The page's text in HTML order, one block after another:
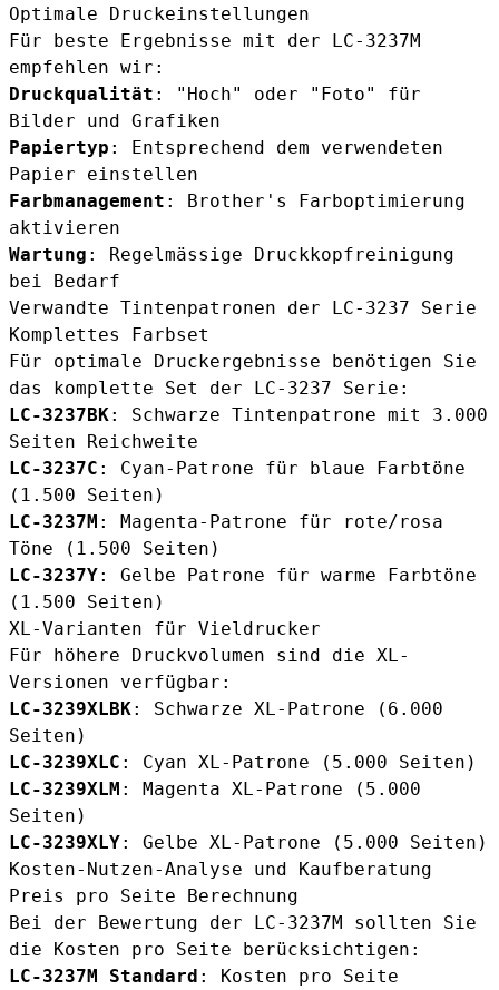
Optimale Druckeinstellungen
Für beste Ergebnisse mit der LC-3237M
empfehlen wir:
Druckqualität : "Hoch" oder "Foto" für
Bilder und Grafiken
Papiertyp : Entsprechend dem verwendeten
Papier einstellen
Farbmanagement : Brother's Farb­optimierung
aktivieren
Wartung : Regelmässige Druckkopfreinigung
bei Bedarf
Verwandte Tintenpatronen der LC-3237 Serie
Komplettes Farbset
Für optimale Druckergebnisse benötigen Sie
das komplette Set der LC-3237 Serie:
LC-3237BK: Schwarze Tintenpatrone mit 3.000
Seiten Reichweite
LC-3237C : Cyan-Patrone für blaue Farbtöne
(1.500 Seiten)
LC-3237M : Magenta-Patrone für rote/rosa
Töne (1.500 Seiten)
LC-3237Y: Gelbe Patrone für warme Farbtöne
(1.500 Seiten)
XL-Varianten für Vieldrucker
Für höhere Druckvolumen sind die XL-
Versionen verfügbar:
LC-3239XLBK: Schwarze XL-Patrone (6.000
Seiten)
LC-3239XLC : Cyan XL-Patrone (5.000 Seiten)
LC-3239XLM : Magenta XL-Patrone (5.000
Seiten)
LC-3239XLY: Gelbe XL-Patrone (5.000 Seiten)
Kosten-Nutzen-Analyse und Kaufberatung
Preis pro Seite Berechnung
Bei der Bewertung der LC-3237M sollten Sie
die Kosten pro Seite berücksichtigen:
LC-3237M Standard : Kosten pro Seite